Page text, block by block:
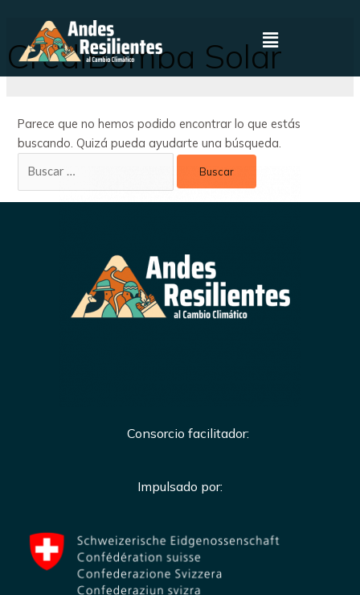
CrediBomba Solar
Parece que no hemos podido encontrar lo que estás
buscando. Quizá pueda ayudarte una búsqueda.
Consorcio facilitador:
Impulsado por: